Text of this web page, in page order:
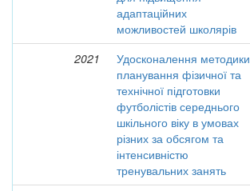
адаптаційних
можливостей школярів
2021
Удосконалення методики
планування фізичної та
технічної підготовки
футболістів середнього
шкільного віку в умовах
різних за обсягом та
інтенсивністю
тренувальних занять